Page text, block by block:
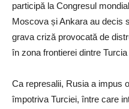
participă la Congresul
Moscova și Ankara au decis
grava criză provocată de
în zona frontierei dintre
Ca represalii, Rusia a impus
împotriva Turciei, între care